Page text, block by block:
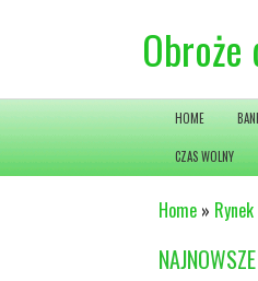
Obroże
HOME
CZAS WOLNY
Home » Rynek